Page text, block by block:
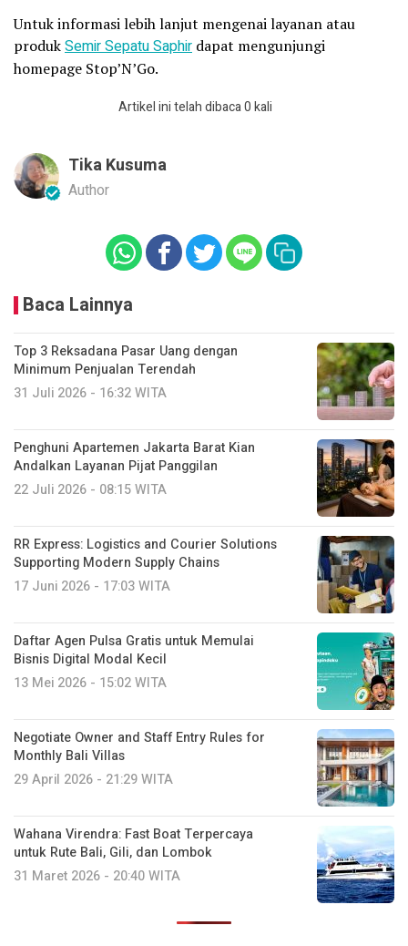
Untuk informasi lebih lanjut mengenai layanan atau
produkSemir Sepatu Saphir dapat mengunjungi
homepage Stop’N’Go.
Artikel ini telah dibaca 0 kali
Tika Kusuma
Author
Baca Lainnya
Top 3 Reksadana Pasar Uang dengan
Minimum Penjualan Terendah
31 Juli 2026 - 16:32 WITA
Penghuni Apartemen Jakarta Barat Kian
Andalkan Layanan Pijat Panggilan
22 Juli 2026 - 08:15 WITA
RR Express: Logistics and Courier Solutions
Supporting Modern Supply Chains
17 Juni 2026 - 17:03 WITA
Daftar Agen Pulsa Gratis untuk Memulai
Bisnis Digital Modal Kecil
13 Mei 2026 - 15:02 WITA
Negotiate Owner and Staff Entry Rules for
Monthly Bali Villas
29 April 2026 - 21:29 WITA
Wahana Virendra: Fast Boat Terpercaya
untuk Rute Bali, Gili, dan Lombok
31 Maret 2026 - 20:40 WITA